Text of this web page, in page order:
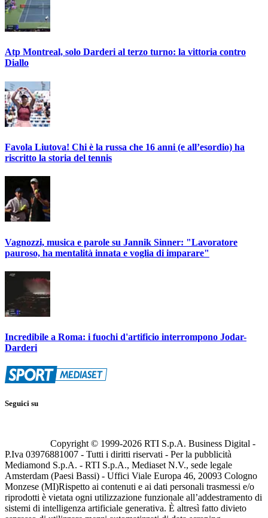
Atp Montreal, solo Darderi al terzo turno: la vittoria contro
Diallo
Favola Liutova! Chi è la russa che 16 anni (e all’esordio) ha
riscritto la storia del tennis
Vagnozzi, musica e parole su Jannik Sinner: "Lavoratore
pauroso, ha mentalità innata e voglia di imparare"
Incredibile a Roma: i fuochi d'artificio interrompono Jodar-
Darderi
Seguici su
Copyright © 1999-2026 RTI S.p.A. Business Digital -
P.Iva 03976881007 - Tutti i diritti riservati - Per la pubblicità
Mediamond S.p.A. - RTI S.p.A., Mediaset N.V., sede legale
Amsterdam (Paesi Bassi) - Uffici Viale Europa 46, 20093 Cologno
Monzese (MI)Rispetto ai contenuti e ai dati personali trasmessi e/o
riprodotti è vietata ogni utilizzazione funzionale all’addestramento di
sistemi di intelligenza artificiale generativa. È altresì fatto divieto